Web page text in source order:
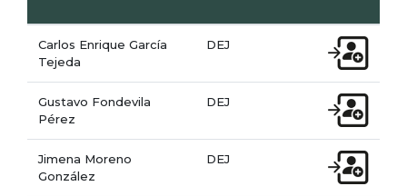
Carlos Enrique García
Tejeda
DEJ
Gustavo Fondevila
Pérez
DEJ
Jimena Moreno
González
DEJ